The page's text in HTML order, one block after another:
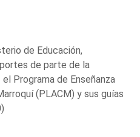
de Educación,
de parte de la
Programa de Enseñanza
(PLACM) y sus guías